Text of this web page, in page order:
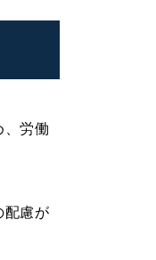
、労働
配慮が